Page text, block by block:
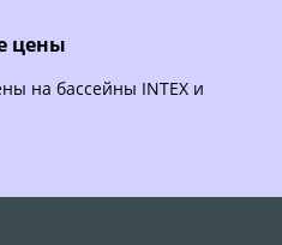
цены
на бассейны INTEX и